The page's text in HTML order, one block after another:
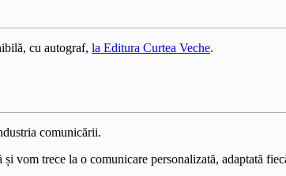
cu autograf, la Editura Curtea Veche.
comunicării.
și vom trece la o comunicare personalizată, adaptată